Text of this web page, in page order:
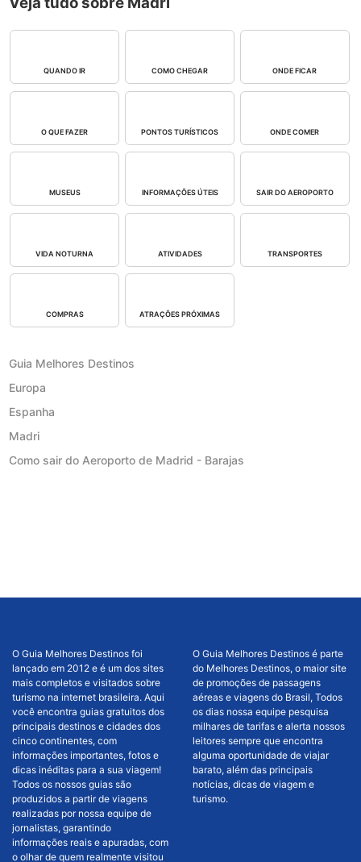
QUANDO IR COMO CHEGAR ONDE FICAR
O QUE FAZER PONTOS TURÍSTICOS ONDE COMER
MUSEUS INFORMAÇÕES ÚTEIS SAIR DO AEROPORTO
VIDA NOTURNA ATIVIDADES TRANSPORTES
COMPRAS ATRAÇÕES PRÓXIMAS
Guia Melhores Destinos
Europa
Espanha
Madri
Como sair do Aeroporto de Madrid - Barajas
O Guia Melhores Destinos foi
lançado em 2012 e é um dos sites
mais completos e visitados sobre
turismo na internet brasileira. Aqui
você encontra guias gratuitos dos
principais destinos e cidades dos
cinco continentes, com
informações importantes, fotos e
dicas inéditas para a sua viagem!
Todos os nossos guias são
produzidos a partir de viagens
realizadas por nossa equipe de
jornalistas, garantindo
informações reais e apuradas, com
o olhar de quem realmente visitou
O Guia Melhores Destinos é parte
do Melhores Destinos, o maior site
de promoções de passagens
aéreas e viagens do Brasil, Todos
os dias nossa equipe pesquisa
milhares de tarifas e alerta nossos
leitores sempre que encontra
alguma oportunidade de viajar
barato, além das principais
notícias, dicas de viagem e
turismo.